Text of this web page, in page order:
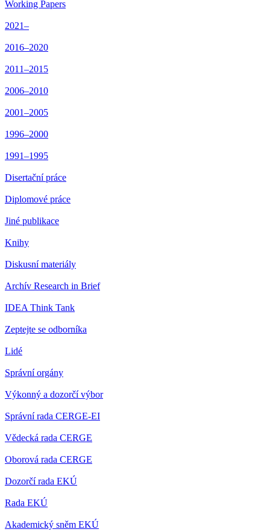
Working Papers
2021–
2016–2020
2011–2015
2006–2010
2001–2005
1996–2000
1991–1995
Disertační práce
Diplomové práce
Jiné publikace
Knihy
Diskusní materiály
Archív Research in Brief
IDEA Think Tank
Zeptejte se odborníka
Lidé
Správní orgány
Výkonný a dozorčí výbor
Správní rada CERGE-EI
Vědecká rada CERGE
Oborová rada CERGE
Dozorčí rada EKÚ
Rada EKÚ
Akademický sněm EKÚ